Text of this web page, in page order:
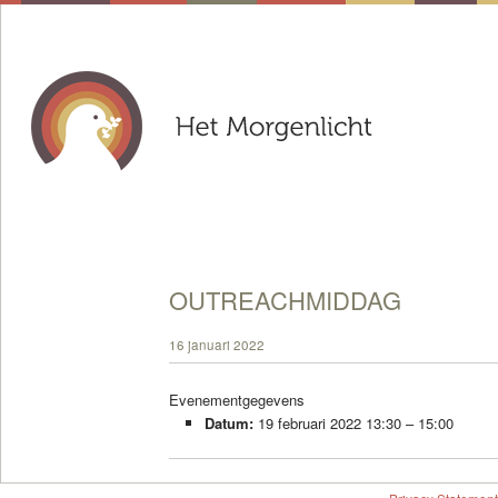
OUTREACHMIDDAG
16 januari 2022
Evenementgegevens
Datum: 19 februari 2022 13:30 – 15:00